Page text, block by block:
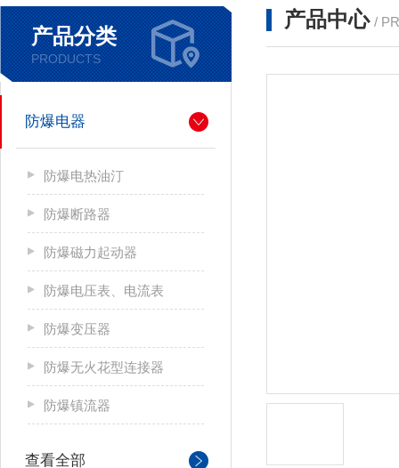
产品分类
PRODUCTS
防爆电器
防爆电热油汀
防爆断路器
防爆磁力起动器
防爆电压表、电流表
防爆变压器
防爆无火花型连接器
防爆镇流器
查看全部
产品中心 /